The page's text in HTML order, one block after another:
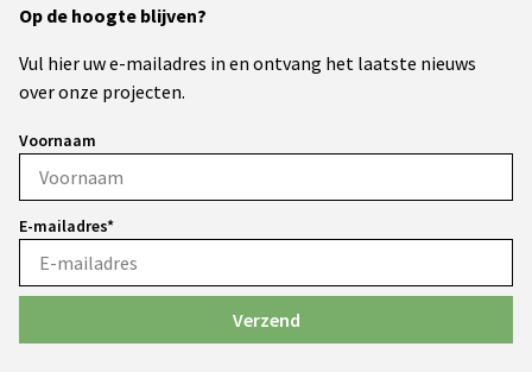
Op de hoogte blijven?
Vul hier uw e-mailadres in en ontvang het laatste nieuws
over onze projecten.
Voornaam
E-mailadres*
Verzend